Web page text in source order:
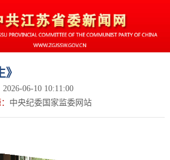
2026-06-10 10:11:00
中央纪委国家监委网站